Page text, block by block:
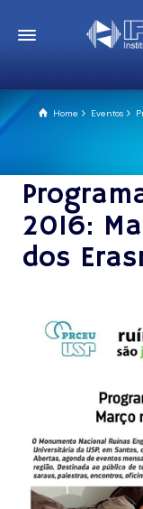
Home Eventos
2016:
dos